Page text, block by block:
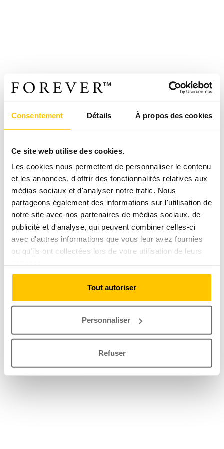
Consentement Détails À propos des cookies
Ce site web utilise des cookies.
Les cookies nous permettent de personnaliser le contenu
et les annonces, d'offrir des fonctionnalités relatives aux
médias sociaux et d'analyser notre trafic. Nous
partageons également des informations sur l'utilisation de
notre site avec nos partenaires de médias sociaux, de
publicité et d'analyse, qui peuvent combiner celles-ci
avec d'autres informations que vous leur avez fournies
ou qu'ils ont collectées lors de votre utilisation de leurs
Tout autoriser
Personnaliser
Refuser